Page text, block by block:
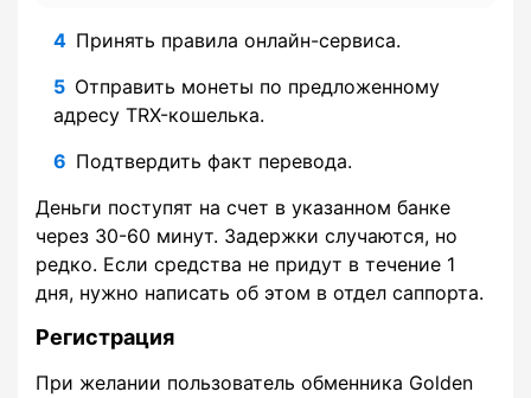
Принять правила онлайн-сервиса.
Отправить монеты по предложенному
адресу TRX-кошелька.
Подтвердить факт перевода.
Деньги поступят на счет в указанном банке
через 30-60 минут. Задержки случаются, но
редко. Если средства не придут в течение 1
дня, нужно написать об этом в отдел саппорта.
Регистрация
При желании пользователь обменника Golden